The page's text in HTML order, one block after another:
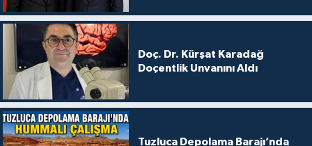
Doç. Dr. Kürşat Karadağ
Doçentlik Unvanını Aldı
Tuzluca Depolama Barajı’nda